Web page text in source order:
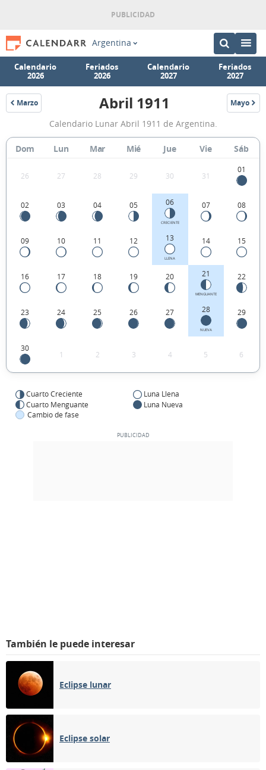
Argentina
Calendario
2026
Feriados
2026
Calendario
2027
Feriados
2027
Marzo
1911
Calendario
Lunar
Abril
Argentina.
Abril 1911 Mayo
1911
Calendario Lunar Abril 1911 de Argentina.
Dom Lun Mar Mié Jue Vie Sáb
26 27 28 29 30 31
01
02 03 04 05 06
CRECIENTE
07 08
09 10 11 12 13
LLENA
14 15
16 17 18 19 20 21
MENGUANTE
22
23 24 25 26 27 28
NUEVA
29
30
1 2 3 4 5 6
Cuarto Creciente
Luna Llena
Cuarto Menguante
Luna Nueva
Cambio de fase
También le puede interesar
Eclipse lunar
Eclipse solar